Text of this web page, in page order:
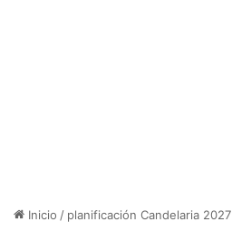
Inicio / planificación Candelaria 2027